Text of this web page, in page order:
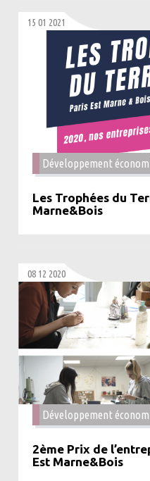
15 01 2021
Développement
Les Trophées du
Marne&Bois
08 12 2020
Développement
2ème Prix de
Est Marne&Bois